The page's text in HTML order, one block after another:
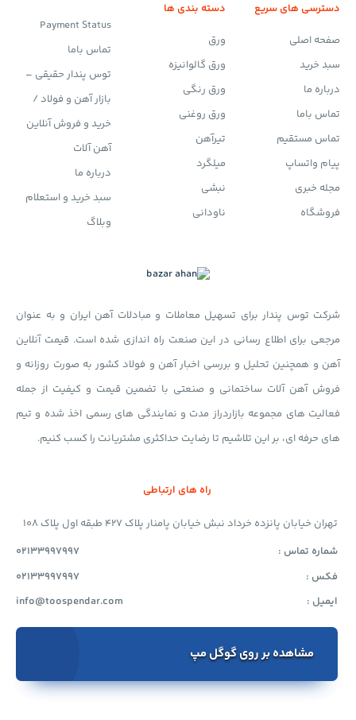
دسترسی های سریع
صفحه اصلی
سبد خرید
درباره ما
تماس باما
تماس مستقیم
پیام واتساپ
مجله خبری
فروشگاه
دسته بندی ها
ورق
ورق گالوانیزه
ورق رنگی
ورق روغنی
تیرآهن
میلگرد
نبشی
ناودانی
Payment Status
تماس باما
توس پندار حقیقی –
بازار آهن و فولاد /
خرید و فروش آنلاین
آهن آلات
درباره ما
سبد خرید و استعلام
وبلاگ
شرکت توس پندار برای تسهیل معاملات و مبادلات آهن ایران و به عنوان
مرجعی برای اطلاع رسانی در این صنعت راه اندازی شده است. قیمت آنلاین
آهن و همچنین تحلیل و بررسی اخبار آهن و فولاد کشور به صورت روزانه و
فروش آهن آلات ساختمانی و صنعتی با تضمین قیمت و کیفیت از جمله
فعالیت های مجموعه بازاردراز مدت و نمایندگی های رسمی اخذ شده و تیم
های حرفه ای، بر این تلاشیم تا رضایت حداکثری مشتریانت را کسب کنیم.
راه های ارتباطی
تهران خیابان پانزده خرداد نبش خیابان پامنار پلاک 427 طبقه اول پلاک 108
شماره تماس :
02133997997
فکس :
02133997997
ایمیل :
info@toospendar.com
مشاهده بر روی گوگل مپ